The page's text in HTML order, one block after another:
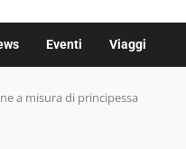
Eventi Viaggi
a misura di principessa